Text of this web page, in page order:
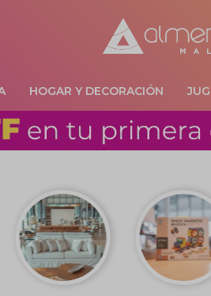
HOGAR Y DECORACIÓN